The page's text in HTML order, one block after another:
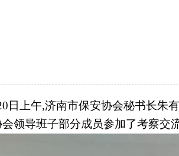
日上午,济南市保安协会秘书长朱
领导班子部分成员参加了考察交